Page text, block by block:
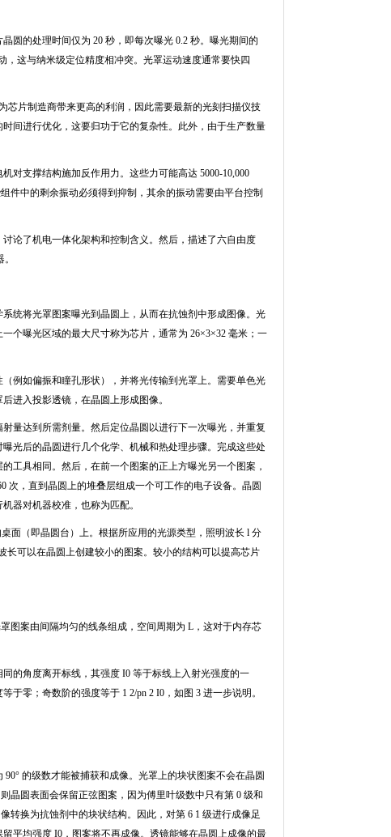
圆的处理时间仅为 20 秒，即每次曝光 0.2 秒。曝光期间的
，这与纳米级定位精度相冲突。光罩运动速度通常要快四
芯片制造商带来更高的利润，因此需要最新的光刻扫描仪技
间进行优化，这要归功于它的复杂性。此外，由于生产数量
对支撑结构施加反作用力。这些力可能高达 5000-10,000
件中的剩余振动必须得到抑制，其余的振动需要由平台控制
论了机电一体化架构和控制含义。然后，描述了六自由度
统将光罩图案曝光到晶圆上，从而在抗蚀剂中形成图像。光
个曝光区域的最大尺寸称为芯片，通常为 26×3×32 毫米；一
例如偏振和瞳孔形状），并将光传输到光罩上。需要单色光
进入投影透镜，在晶圆上形成图像。
量达到所需剂量。然后定位晶圆以进行下一次曝光，并重复
光后的晶圆进行几个化学、机械和热处理步骤。完成这些处
工具相同。然后，在前一个图案的正上方曝光另一个图案，
次，直到晶圆上的堆叠层组成一个可工作的电子设备。晶圆
器对机器校准，也称为匹配。
面（即晶圆台）上。根据所应用的光源类型，照明波长 l 分
长可以在晶圆上创建较小的图案。较小的结构可以提高芯片
图案由间隔均匀的线条组成，空间周期为 L ，这对于内存芯
同的角度离开标线，其强度 I0 等于标线上入射光强度的一
于零；奇数阶的强度等于 1 2/pn 2 I0 ，如图 3 进一步说明。
90° 的级数才能被捕获和成像。光罩上的块状图案不会在晶圆
晶圆表面会保留正弦图案，因为傅里叶级数中只有第 0 级和
转换为抗蚀剂中的块状结构。因此，对第 6 1 级进行成像足
留平均强度 I0 ，图案将不再成像。透镜能够在晶圆上成像的最